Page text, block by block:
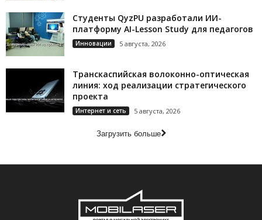
Студенты QyzPU разработали ИИ-
платформу AI-Lesson Study для педагогов
Инновации 5 августа, 2026
Транскаспийская волоконно-оптическая
линия: ход реализации стратегического
проекта
Интернет и сеть 5 августа, 2026
Загрузить больше